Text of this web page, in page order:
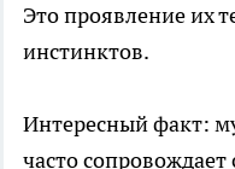
Это проявление их
инстинктов.
Интересный факт:
часто